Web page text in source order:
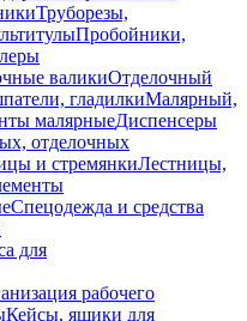
Труборезы,
Пробойники,
валикиОтделочный
гладилкиМалярный,
малярныеДиспенсеры
отделочных
и стремянкиЛестницы,
Спецодежда и средства
для
рабочего
Кейсы, ящики для